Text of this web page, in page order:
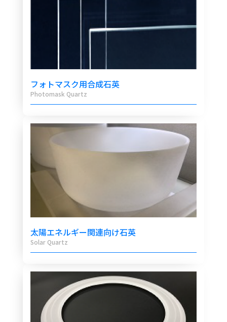
フォトマスク用合成石英
Photomask Quartz
太陽エネルギー関連向け石英
Solar Quartz